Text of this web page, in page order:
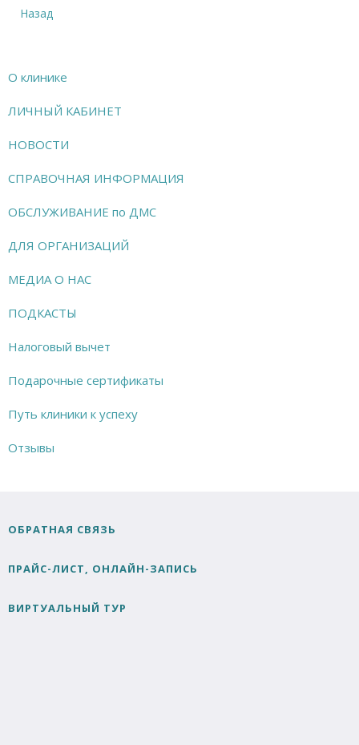
Назад
О клинике
ЛИЧНЫЙ КАБИНЕТ
НОВОСТИ
СПРАВОЧНАЯ ИНФОРМАЦИЯ
ОБСЛУЖИВАНИЕ по ДМС
ДЛЯ ОРГАНИЗАЦИЙ
МЕДИА О НАС
ПОДКАСТЫ
Налоговый вычет
Подарочные сертификаты
Путь клиники к успеху
Отзывы
ОБРАТНАЯ СВЯЗЬ
ПРАЙС-ЛИСТ, ОНЛАЙН-ЗАПИСЬ
ВИРТУАЛЬНЫЙ ТУР